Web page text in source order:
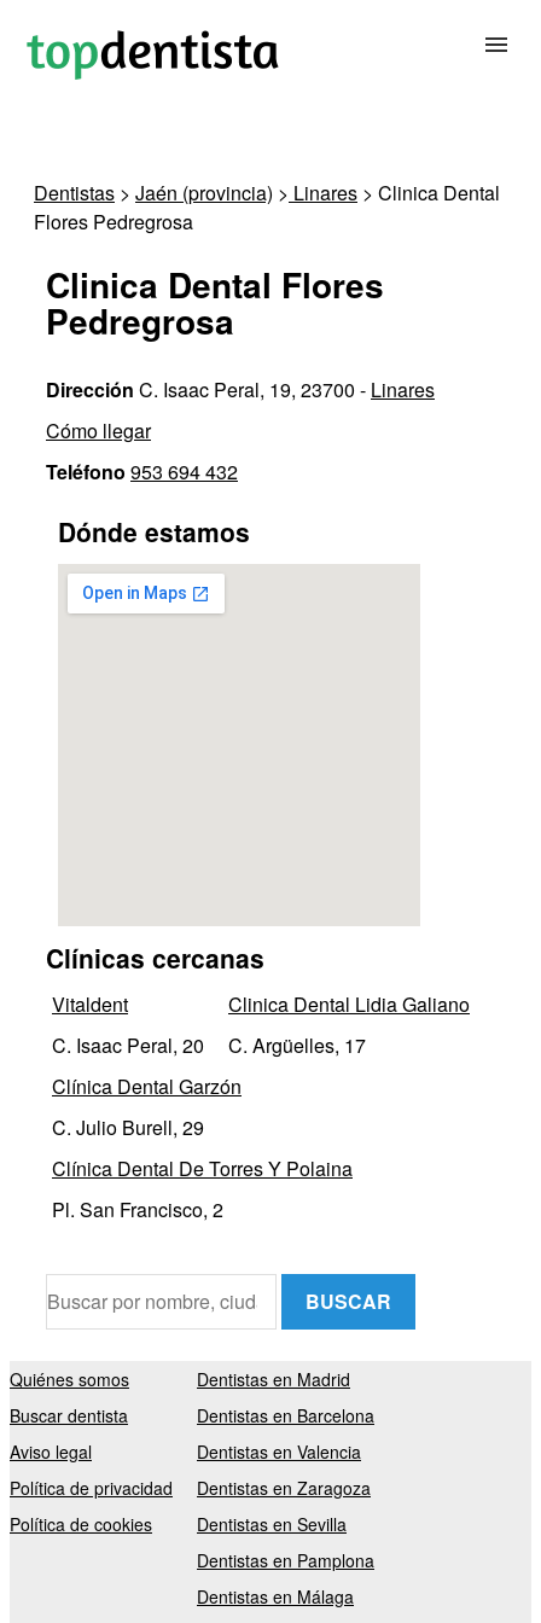
PARA CLÍNICAS DENTALES
CONTACTAR
Dentistas > Jaén (provincia) > Linares > Clinica Dental
Flores Pedregrosa
Clinica Dental Flores
Pedregrosa
Dirección C. Isaac Peral, 19, 23700 - Linares
Cómo llegar
Teléfono 953 694 432
Dónde estamos
Clínicas cercanas
Vitaldent
C. Isaac Peral, 20
Clinica Dental Lidia Galiano
C. Argüelles, 17
Clínica Dental Garzón
C. Julio Burell, 29
Clínica Dental De Torres Y Polaina
Pl. San Francisco, 2
BUSCAR
Quiénes somos
Buscar dentista
Aviso legal
Política de privacidad
Política de cookies
Dentistas en Madrid
Dentistas en Barcelona
Dentistas en Valencia
Dentistas en Zaragoza
Dentistas en Sevilla
Dentistas en Pamplona
Dentistas en Málaga